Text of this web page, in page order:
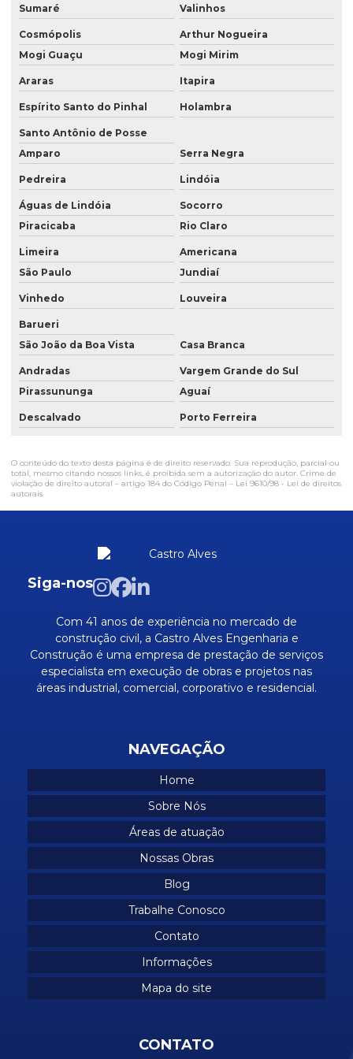
Empresa de reforma residencial
Empresa de reforma são paulo
Empresas de construção em Campinas
Empresas de construção civil e reformas
Empresas de construção e montagem industrial
Empresas de construção predial
Empresas de estruturas metalicas sp
Empresas no ramo de construção civil em sp
Empresas de obras em sp
Empresas prestadoras de serviços industriais
Empresas prestadoras de serviços de manutenção industrial
Equipe para reformas
Estruturas metalicas para obra
Manutenção em fábrica
Manutenção industrial
Mão de obra especializada construção civil
Mão de obra especializada em reformas
Mão de obra qualificada
Obra civil comerciais
Obra civil industrial
Obra civil residenciais
Obras em predios comerciais
Obras residenciais
Prestação de serviços industriais
Projetos de construção de casas
Reforma manutenção industrial
Sumaré Valinhos
Cosmópolis
Arthur Nogueira
Mogi Guaçu
Mogi Mirim
Araras Itapira
Espírito Santo do Pinhal Holambra
Santo Antônio de Posse
Amparo
Serra Negra
Pedreira Lindóia
Águas de Lindóia
Socorro
Piracicaba
Rio Claro
Limeira
Americana
São Paulo
Jundiaí
Vinhedo Louveira
Barueri
São João da Boa Vista
Casa Branca
Andradas
Vargem Grande do Sul
Pirassununga
Aguaí
Descalvado Porto Ferreira
O conteúdo do texto desta página é de direito reservado. Sua reprodução, parcial ou
total, mesmo citando nossos links, é proibida sem a autorização do autor. Crime de
violação de direito autoral – artigo 184 do Código Penal – Lei 9610/98 - Lei de direitos
autorais
Siga-nos
Com 41 anos de experiência no mercado de
construção civil, a Castro Alves Engenharia e
Construção é uma empresa de prestação de serviços
especialista em execução de obras e projetos nas
áreas industrial, comercial, corporativo e residencial.
NAVEGAÇÃO
Home
Sobre Nós
Áreas de atuação
Nossas Obras
Blog
Trabalhe Conosco
Contato
Informações
Mapa do site
CONTATO